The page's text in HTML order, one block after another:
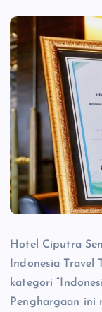
Hotel Ciputra
Indonesia
kategori
Penghargaan ini